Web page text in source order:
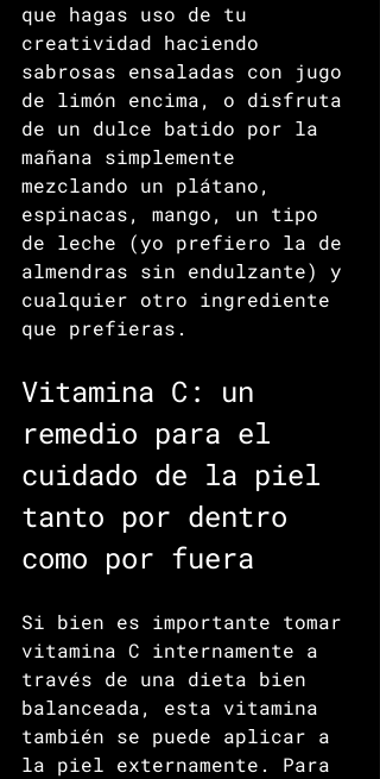
que hagas uso de tu
creatividad haciendo
sabrosas ensaladas con jugo
de limón encima, o disfruta
de un dulce batido por la
mañana simplemente
mezclando un plátano,
espinacas, mango, un tipo
de leche (yo prefiero la de
almendras sin endulzante) y
cualquier otro ingrediente
que prefieras.
Vitamina C: un
remedio para el
cuidado de la piel
tanto por dentro
como por fuera
Si bien es importante tomar
vitamina C internamente a
través de una dieta bien
balanceada, esta vitamina
también se puede aplicar a
la piel externamente. Para